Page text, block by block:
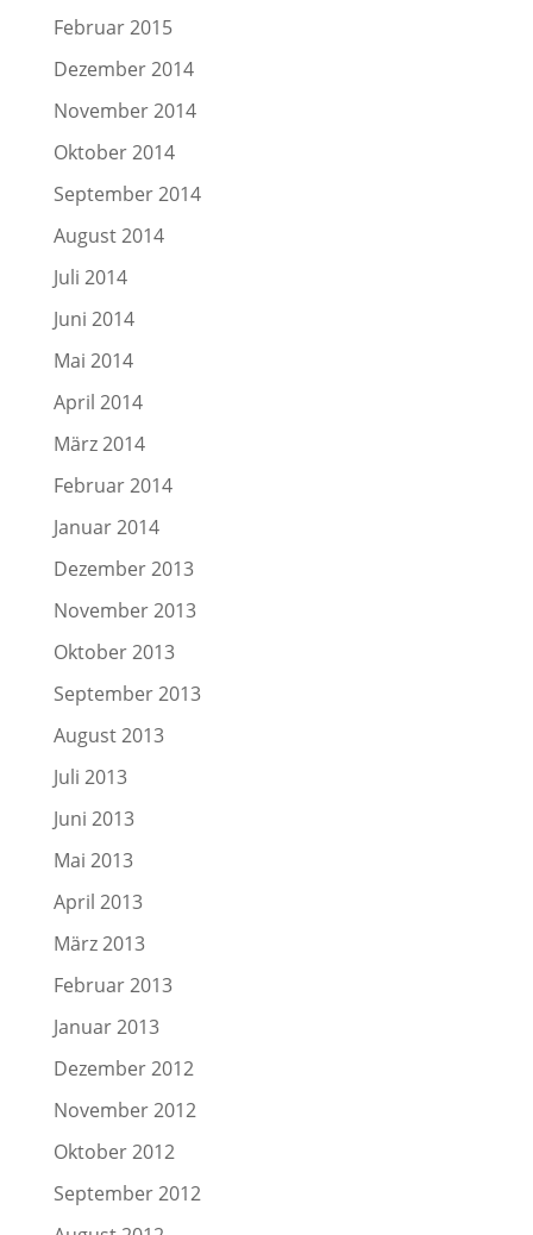
Februar 2015
Dezember 2014
November 2014
Oktober 2014
September 2014
August 2014
Juli 2014
Juni 2014
Mai 2014
April 2014
März 2014
Februar 2014
Januar 2014
Dezember 2013
November 2013
Oktober 2013
September 2013
August 2013
Juli 2013
Juni 2013
Mai 2013
April 2013
März 2013
Februar 2013
Januar 2013
Dezember 2012
November 2012
Oktober 2012
September 2012